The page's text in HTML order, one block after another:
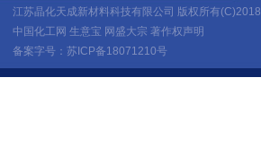
江苏晶化天成新材料科技有限公司 版权所有
中国化工网 生意宝 网盛大宗 著作权声明
备案字号：苏ICP备18071210号